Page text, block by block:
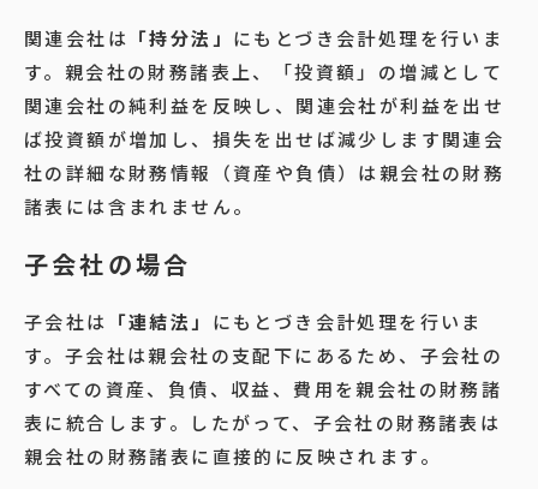
関連会社は 「持分法」 にもとづき会計処理を行いま
す。親会社の財務諸表上、「投資額」の増減として
関連会社の純利益を反映し、関連会社が利益を出せ
ば投資額が増加し、損失を出せば減少します関連会
社の詳細な財務情報（資産や負債）は親会社の財務
諸表には含まれません。
子会社の場合
子会社は 「連結法」 にもとづき会計処理を行いま
す。子会社は親会社の支配下にあるため、子会社の
すべての資産、負債、収益、費用を親会社の財務諸
表に統合します。したがって、子会社の財務諸表は
親会社の財務諸表に直接的に反映されます。